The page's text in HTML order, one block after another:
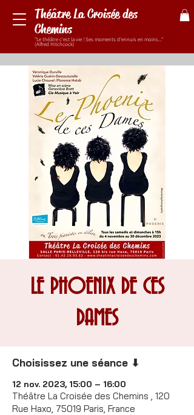
Théâtre La Croisée des
Chemins
"Le théâtre c'est la vie ! Ses moments d'ennuis en moins..."
(Alfred Hitchcock)
LE PHOENIX DE CES
DAMES
Choisissez une séance ⬇
12 nov. 2023, 15:00 – 16:00
Théâtre La Croisée des Chemins , 120
Rue Haxo, 75019 Paris, France